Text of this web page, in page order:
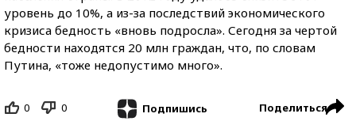
уровень до 10%, а из-за последствий экономического
кризиса бедность «вновь подросла». Сегодня за чертой
бедности находятся 20 млн граждан, что, по словам
Путина, «тоже недопустимо много».
0 0 Подпишись Поделиться